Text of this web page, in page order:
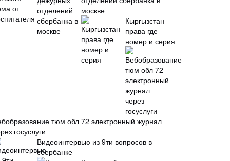
москве
Кыргызстан
права где
номер и серия
тюм обл 72 электронный журнал
госуслуги
Видеоинтервью из 9ти вопросов в
сбербанке